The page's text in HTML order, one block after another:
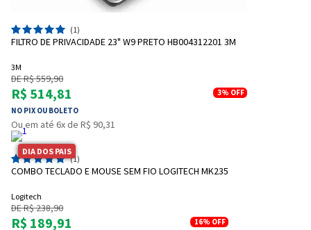
(1)
FILTRO DE PRIVACIDADE 23" W9 PRETO HB004312201 3M
3M
DE R$ 559,90
R$ 514,81
NO PIX OU BOLETO
3% OFF
Ou em até 6x de R$ 90,31
DIA DOS PAIS
(1)
COMBO TECLADO E MOUSE SEM FIO LOGITECH MK235
Logitech
DE R$ 238,90
R$ 189,91 16% OFF